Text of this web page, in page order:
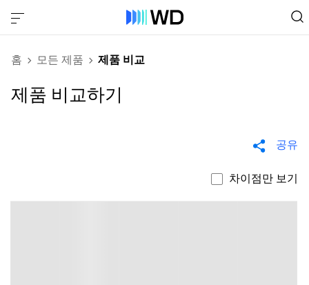
홈 모든 제품 제품 비교
제품 비교하기
공유
차이점만 보기